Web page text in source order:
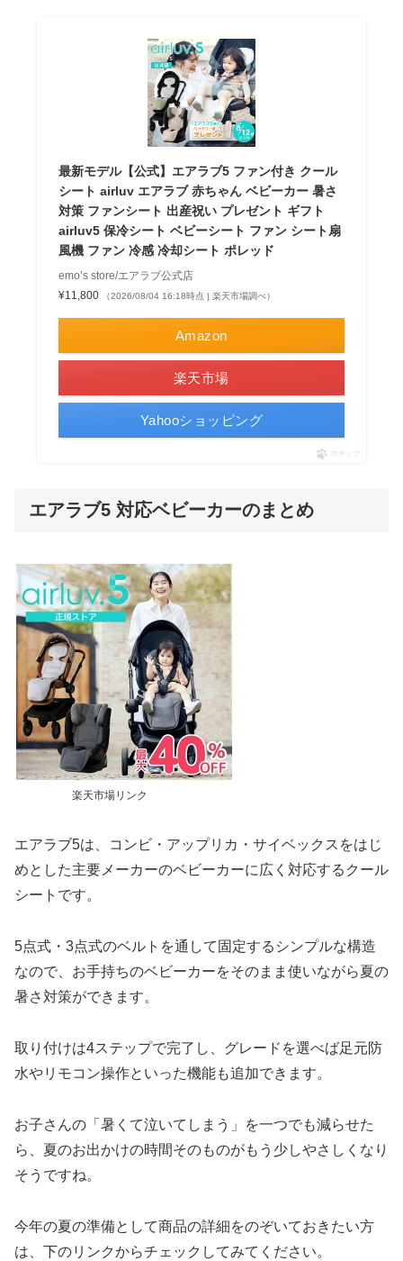
最新モデル【公式】エアラブ5 ファン付き クール
シート airluv エアラブ 赤ちゃん ベビーカー 暑さ
対策 ファンシート 出産祝い プレゼント ギフト
airluv5 保冷シート ベビーシート ファン シート扇
風機 ファン 冷感 冷却シート ポレッド
emo’s store/エアラブ公式店
¥11,800
（2026/08/04 16:18時点 | 楽天市場調べ）
Amazon
楽天市場
Yahooショッピング
ポチップ
エアラブ5 対応ベビーカーのまとめ
楽天市場リンク
エアラブ5は、コンビ・アップリカ・サイベックスをはじ
めとした主要メーカーのベビーカーに広く対応するクール
シートです。
5点式・3点式のベルトを通して固定するシンプルな構造
なので、お手持ちのベビーカーをそのまま使いながら夏の
暑さ対策ができます。
取り付けは4ステップで完了し、グレードを選べば足元防
水やリモコン操作といった機能も追加できます。
お子さんの「暑くて泣いてしまう」を一つでも減らせた
ら、夏のお出かけの時間そのものがもう少しやさしくなり
そうですね。
今年の夏の準備として商品の詳細をのぞいておきたい方
は、下のリンクからチェックしてみてください。